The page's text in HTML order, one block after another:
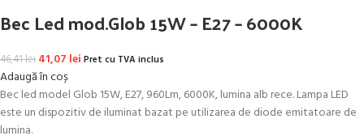
Bec Led mod.Glob 15W – E27 – 6000K
46,41lei Prețul inițial a fost: 46,41 lei.
41,07 leiPrețul curent este: 41,07 lei.
Pret cu TVA inclus
Adaugă în coș
Bec led model Glob 15W, E27, 960Lm, 6000K, lumina alb rece. Lampa LED
este un dispozitiv de iluminat bazat pe utilizarea de diode emitatoare de
lumina.